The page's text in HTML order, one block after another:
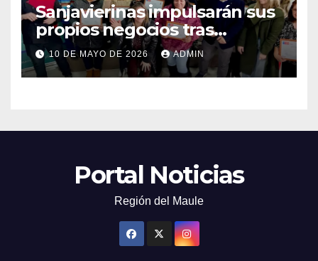
Sanjavierinas impulsarán sus
propios negocios tras
capacitarse junto al FOSIS
10 DE MAYO DE 2026 ADMIN
Portal Noticias
Región del Maule